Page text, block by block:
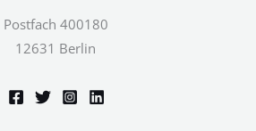
Postfach 400180
12631 Berlin